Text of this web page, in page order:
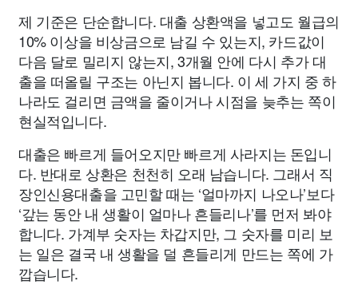
제 기준은 단순합니다. 대출 상환액을 넣고도 월급의
10% 이상을 비상금으로 남길 수 있는지, 카드값이
다음 달로 밀리지 않는지, 3개월 안에 다시 추가 대
출을 떠올릴 구조는 아닌지 봅니다. 이 세 가지 중 하
나라도 걸리면 금액을 줄이거나 시점을 늦추는 쪽이
현실적입니다.
대출은 빠르게 들어오지만 빠르게 사라지는 돈입니
다. 반대로 상환은 천천히 오래 남습니다. 그래서 직
장인신용대출을 고민할 때는 ‘얼마까지 나오나’보다
‘갚는 동안 내 생활이 얼마나 흔들리나’를 먼저 봐야
합니다. 가계부 숫자는 차갑지만, 그 숫자를 미리 보
는 일은 결국 내 생활을 덜 흔들리게 만드는 쪽에 가
깝습니다.